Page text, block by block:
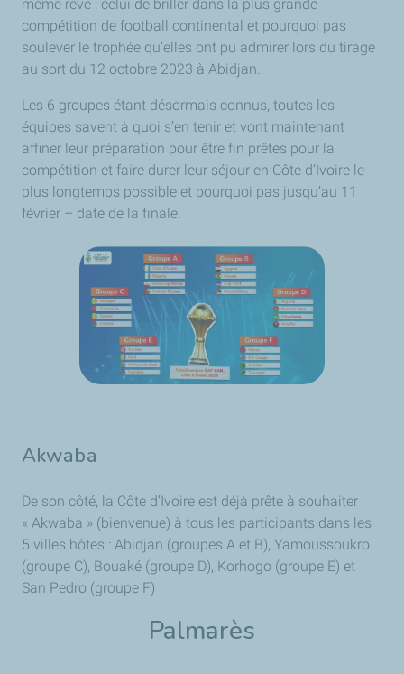
même rêve : celui de briller dans la plus grande
compétition de football continental et pourquoi pas
soulever le trophée qu’elles ont pu admirer lors du tirage
au sort du 12 octobre 2023 à Abidjan.
Les 6 groupes étant désormais connus, toutes les
équipes savent à quoi s’en tenir et vont maintenant
affiner leur préparation pour être fin prêtes pour la
compétition et faire durer leur séjour en Côte d’Ivoire le
plus longtemps possible et pourquoi pas jusqu’au 11
février – date de la finale.
Akwaba
De son côté, la Côte d’Ivoire est déjà prête à souhaiter
« Akwaba » (bienvenue) à tous les participants dans les
5 villes hôtes : Abidjan (groupes A et B), Yamoussoukro
(groupe C), Bouaké (groupe D), Korhogo (groupe E) et
San Pedro (groupe F)
Palmarès